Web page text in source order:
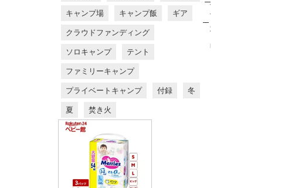
キャンプ場 キャンプ飯 ギア
クラウドファンディング
ソロキャンプ テント
ファミリーキャンプ
プライベートキャンプ 付録 冬
夏 焚き火
す
す
め
商
品